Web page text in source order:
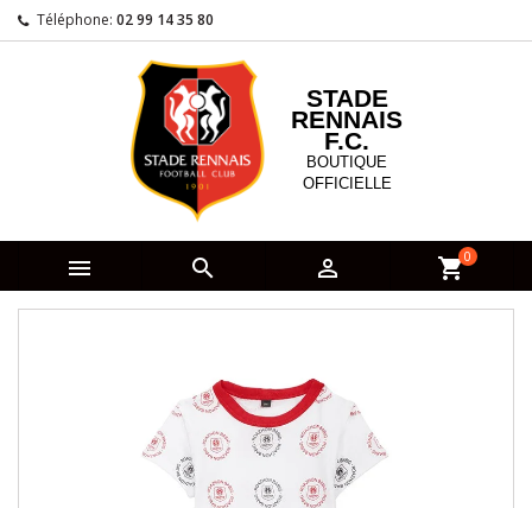
Téléphone: 02 99 14 35 80
STADE
RENNAIS
F.C.
BOUTIQUE
OFFICIELLE
   shopping_cart0